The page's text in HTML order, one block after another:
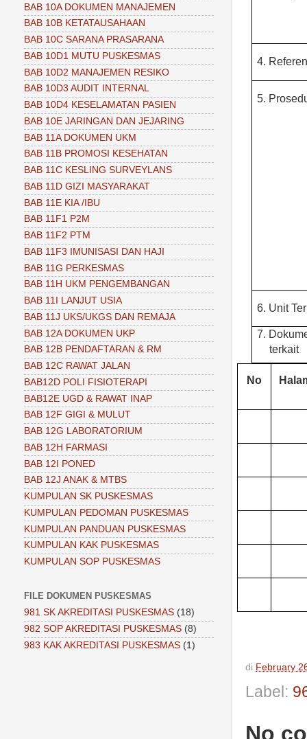
4.
5.
6. Unit
7.
terkait
No
di February
Label:
No
BAB 10A DOKUMEN MANAJEMEN
BAB 10B KETATAUSAHAAN
BAB 10C SARANA PRASARANA
BAB 10D1 MUTU PUSKESMAS
BAB 10D2 MANAJEMEN RESIKO
BAB 10D3 AUDIT INTERNAL
BAB 10D4 KESELAMATAN PASIEN
BAB 10E JARINGAN DAN JEJARING
BAB 11A DOKUMEN UKM
BAB 11B PROMOSI KESEHATAN
BAB 11C KESLING SURVEYLANS
BAB 11D GIZI MASYARAKAT
BAB 11E KIA /IBU
BAB 11F1 P2M
BAB 11F2 PTM
BAB 11F3 IMUNISASI DAN HAJI
BAB 11G PERKESMAS
BAB 11H UKM PENGEMBANGAN
BAB 11I LANJUT USIA
BAB 11J UKS/UKGS DAN REMAJA
BAB 12A DOKUMEN UKP
BAB 12B PENDAFTARAN & RM
BAB 12C RAWAT JALAN
BAB12D POLI FISIOTERAPI
BAB12E UGD & RAWAT INAP
BAB 12F GIGI & MULUT
BAB 12G LABORATORIUM
BAB 12H FARMASI
BAB 12I PONED
BAB 12J ANAK & MTBS
KUMPULAN SK PUSKESMAS
KUMPULAN PEDOMAN PUSKESMAS
KUMPULAN PANDUAN PUSKESMAS
KUMPULAN KAK PUSKESMAS
KUMPULAN SOP PUSKESMAS
FILE DOKUMEN PUSKESMAS
981 SK AKREDITASI PUSKESMAS (18)
982 SOP AKREDITASI PUSKESMAS (8)
983 KAK AKREDITASI PUSKESMAS (1)